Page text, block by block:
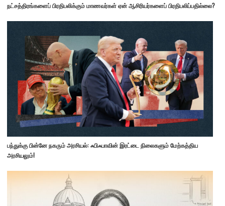
நட்சத்திரங்களைப் பிரதிபலிக்கும் மாணவர்கள் ஏன் ஆசிரியர்களைப் பிரதிபலிப்பதில்லை?
பந்துக்கு பின்னே நகரும் அரசியல்: ஃபிஃபாவின் இரட்டை நிலைகளும் மேற்கத்திய
அரசியலும்!